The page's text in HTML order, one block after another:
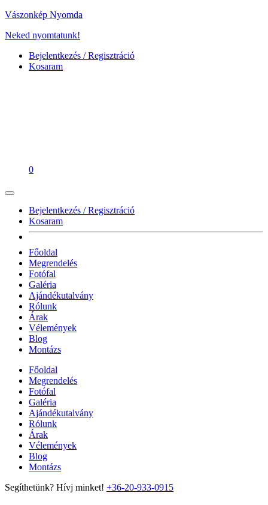
Vászonkép Nyomda
Neked nyomtatunk!
Bejelentkezés / Regisztráció
Kosaram
0
Bejelentkezés / Regisztráció
Kosaram
Főoldal
Megrendelés
Fotófal
Galéria
Ajándékutalvány
Rólunk
Árak
Vélemények
Blog
Montázs
Főoldal
Megrendelés
Fotófal
Galéria
Ajándékutalvány
Rólunk
Árak
Vélemények
Blog
Montázs
Segíthetünk? Hívj minket! +36-20-933-0915